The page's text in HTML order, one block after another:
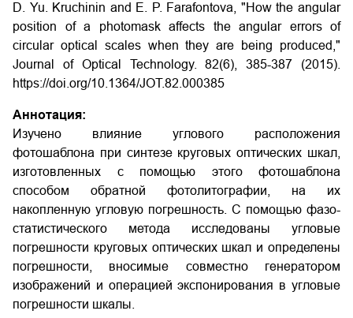
D. Yu. Kruchinin and E. P. Farafontova, "How the angular
position of a photomask affects the angular errors of
circular optical scales when they are being produced,"
Journal of Optical Technology. 82(6), 385-387 (2015).
https://doi.org/10.1364/JOT.82.000385
Аннотация:
Изучено влияние углового расположения
фотошаблона при синтезе круговых оптических шкал,
изготовленных с помощью этого фотошаблона
способом обратной фотолитографии, на их
накопленную угловую погрешность. С помощью фазо-
статистического метода исследованы угловые
погрешности круговых оптических шкал и определены
погрешности, вносимые совместно генератором
изображений и операцией экспонирования в угловые
погрешности шкалы.